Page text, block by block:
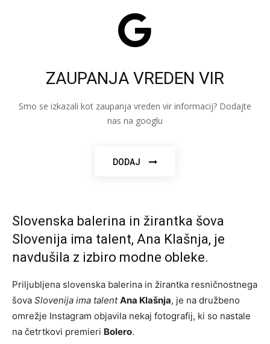
ZAUPANJA VREDEN VIR
Smo se izkazali kot zaupanja vreden vir informacij? Dodajte
nas na googlu
DODAJ
Slovenska balerina in žirantka šova
Slovenija ima talent, Ana Klašnja, je
navdušila z izbiro modne obleke.
Priljubljena slovenska balerina in žirantka resničnostnega
šova Slovenija ima talent Ana Klašnja, je na družbeno
omrežje Instagram objavila nekaj fotografij, ki so nastale
na četrtkovi premieri Bolero.